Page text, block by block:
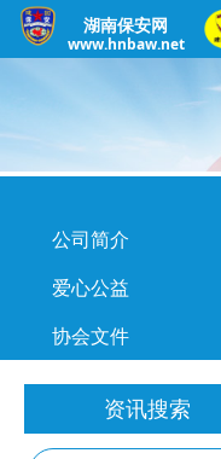
湖南保安网
www.hnbaw.net
公司简介
爱心公益
协会文件
资讯搜索